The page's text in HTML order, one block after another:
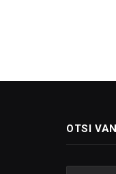
OTSI